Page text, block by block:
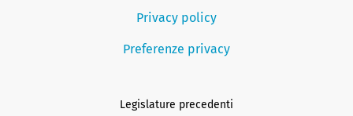
Privacy policy
Preferenze privacy
Legislature precedenti